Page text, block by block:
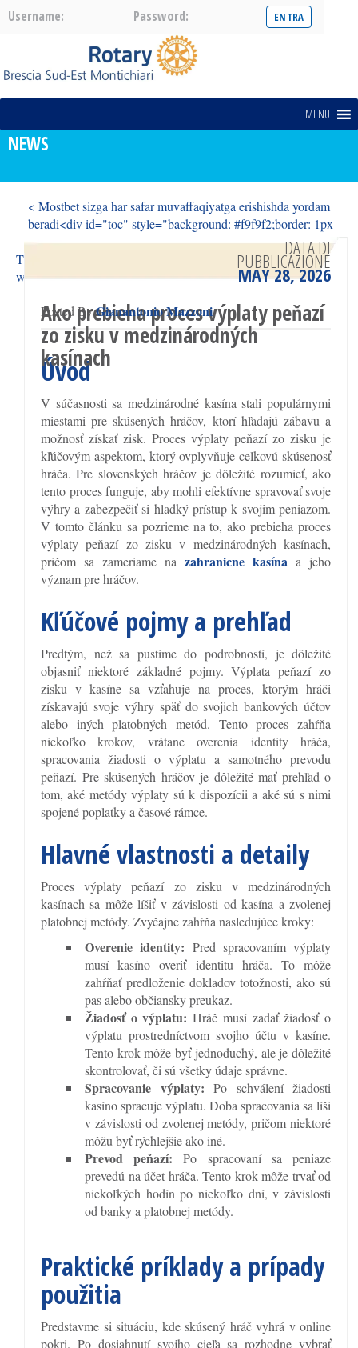
Username: Password:
MENU
NEWS
< Mostbet sizga har safar muvaffaqiyatga erishishda yordam
beradi<div id="toc" style="background: #f9f9f2;border: 1px
solid #aaa;display:
The ultimate advanced guide to mastering gambling strategies
with chicken road 2 casino >
Ako prebieha proces výplaty peňazí
zo zisku v medzinárodných
kasínach
Posted ByGianantonio Mazzoni
DATA DI
PUBBLICAZIONE
MAY 28, 2026
Úvod
V súčasnosti sa medzinárodné kasína stali populárnymi
miestami pre skúsených hráčov, ktorí hľadajú zábavu a
možnosť získať zisk. Proces výplaty peňazí zo zisku je
kľúčovým aspektom, ktorý ovplyvňuje celkovú skúsenosť
hráča. Pre slovenských hráčov je dôležité rozumieť, ako
tento proces funguje, aby mohli efektívne spravovať svoje
výhry a zabezpečiť si hladký prístup k svojim peniazom.
V tomto článku sa pozrieme na to, ako prebieha proces
výplaty peňazí zo zisku v medzinárodných kasínach,
pričom sa zameriame nazahranicne kasína a jeho
význam pre hráčov.
Kľúčové pojmy a prehľad
Predtým, než sa pustíme do podrobností, je dôležité
objasniť niektoré základné pojmy. Výplata peňazí zo
zisku v kasíne sa vzťahuje na proces, ktorým hráči
získavajú svoje výhry späť do svojich bankových účtov
alebo iných platobných metód. Tento proces zahŕňa
niekoľko krokov, vrátane overenia identity hráča,
spracovania žiadosti o výplatu a samotného prevodu
peňazí. Pre skúsených hráčov je dôležité mať prehľad o
tom, aké metódy výplaty sú k dispozícii a aké sú s nimi
spojené poplatky a časové rámce.
Hlavné vlastnosti a detaily
Proces výplaty peňazí zo zisku v medzinárodných
kasínach sa môže líšiť v závislosti od kasína a zvolenej
platobnej metódy. Zvyčajne zahŕňa nasledujúce kroky:
Overenie identity: Pred spracovaním výplaty
musí kasíno overiť identitu hráča. To môže
zahŕňať predloženie dokladov totožnosti, ako sú
pas alebo občiansky preukaz.
Žiadosť o výplatu: Hráč musí zadať žiadosť o
výplatu prostredníctvom svojho účtu v kasíne.
Tento krok môže byť jednoduchý, ale je dôležité
skontrolovať, či sú všetky údaje správne.
Spracovanie výplaty: Po schválení žiadosti
kasíno spracuje výplatu. Doba spracovania sa líši
v závislosti od zvolenej metódy, pričom niektoré
môžu byť rýchlejšie ako iné.
Prevod peňazí: Po spracovaní sa peniaze
prevedú na účet hráča. Tento krok môže trvať od
niekoľkých hodín po niekoľko dní, v závislosti
od banky a platobnej metódy.
Praktické príklady a prípady
použitia
Predstavme si situáciu, kde skúsený hráč vyhrá v online
pokri. Po dosiahnutí svojho cieľa sa rozhodne vybrať